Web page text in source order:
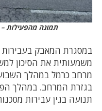
תמונה מהפעילות
במסגרת המאבק בעבירות
משמעותית את הסיכון
מרחב כרמל במהלך
תנועה בגין עבירות